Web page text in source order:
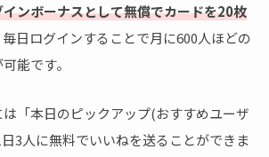
インボーナスとして無償でカードを20枚
日ログインすることで月に600人ほどの
能です。
「本日のピックアップ(おすすめユーザ
3人に無料でいいねを送ることができま